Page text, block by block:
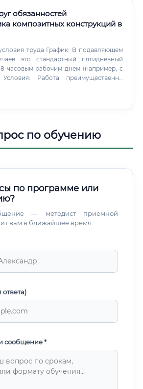
обязанностей
композитных конструкций в
График: В подавляющем
это стандартный пятидневный
часовым рабочим днем (например, с
Работа преимущественно
мониторами. Особенности:
по обучению
по программе или
— методист приемной
вам в ближайшее время.
сообщение *